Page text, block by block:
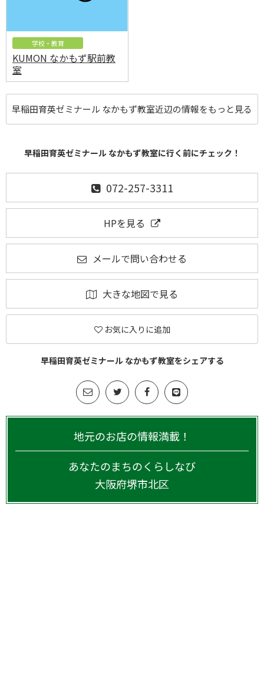
学校・教育
KUMON なかもず駅前教
室
早稲田育英ゼミナール なかもず教室近辺の情報をもっと見る
早稲田育英ゼミナール なかもず教室に行く前にチェック！
072-257-3311
HPを見る
メールで問い合わせる
大きな地図で見る
お気に入りに追加
早稲田育英ゼミナール なかもず教室をシェアする
地元のお店の情報満載！
あなたのまちのくらしなび
大阪府堺市北区